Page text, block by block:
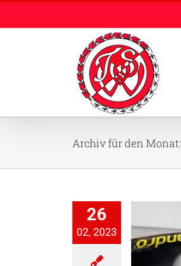
Inhalt
Archiv für den Monat:
26
02, 2023